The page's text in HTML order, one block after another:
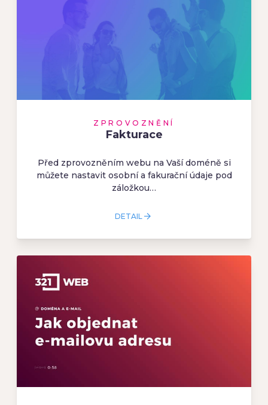
ZPROVOZNĚNÍ
Fakturace
Před zprovozněním webu na Vaší doméně si
můžete nastavit osobní a fakurační údaje pod
záložkou…
DETAIL